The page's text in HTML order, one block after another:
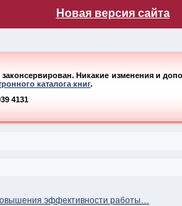
Новая версия сайта
законсервирован. Никакие изменения и
каталога книг.
4131
эффективности работы…